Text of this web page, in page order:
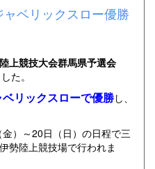
ベリックスロー優勝
上競技大会群馬県予選会
た。
リックスローで優勝し、
）～20日（日）の日程で三
勢陸上競技場で行われま